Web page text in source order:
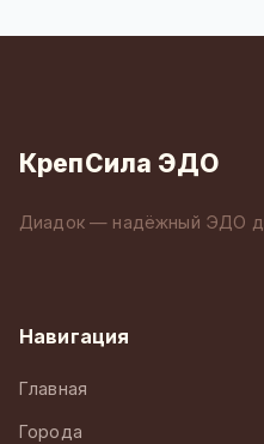
КрепСила ЭДО
Диадок — надёжный ЭДО
Навигация
Главная
Города